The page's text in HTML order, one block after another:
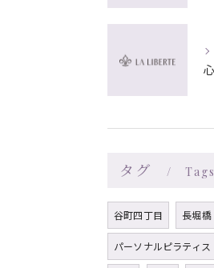
タグ Tags
谷町四丁目 長堀橋
パーソナルピラティス